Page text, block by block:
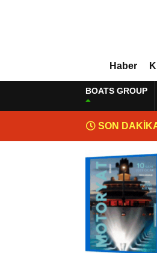
Haber
BOATS GROUP
SON